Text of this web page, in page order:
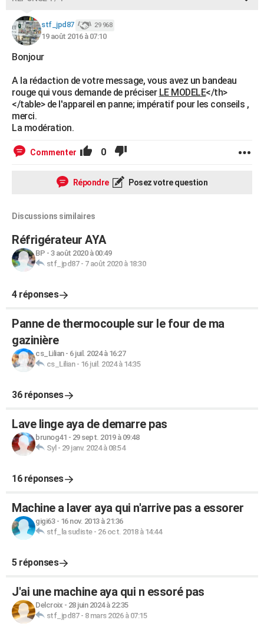
COPAINS D'AVANT
S'inscrire
Se connecter
Lycées
Collèges
Primaires
Universités
Entreprises
Service militaire
Avis de recherche
AVIS DE DÉCÈS
FORUM
Bricolage
Lifestyle
Culture
Sport
Auto
Television
Voyage
Cinema
stf_jpd87 29 968
19 août 2016 à 07:10
Bonjour
A la rédaction de votre message, vous avez un bandeau
rouge qui vous demande de préciser LE MODELE</th>
</table> de l'appareil en panne; impératif pour les conseils ,
merci.
La modération.
Commenter 0
Répondre Posez votre question
Discussions similaires
Réfrigérateur AYA
BP - 3 août 2020 à 00:49
stf_jpd87- 7 août 2020 à 18:30
4 réponses
Panne de thermocouple sur le four de ma
gazinière
cs_Lilian- 6 juil. 2024 à 16:27
cs_Lilian- 16 juil. 2024 à 14:35
36 réponses
Lave linge aya de demarre pas
brunog41 - 29 sept. 2019 à 09:48
Syl - 29 janv. 2024 à 08:54
16 réponses
Machine a laver aya qui n'arrive pas a essorer
gigi63- 16 nov. 2013 à 21:36
stf_la sudiste- 26 oct. 2018 à 14:44
5 réponses
J'ai une machine aya qui n essoré pas
Delcroix - 28 juin 2024 à 22:35
stf_jpd87- 8 mars 2026 à 07:15